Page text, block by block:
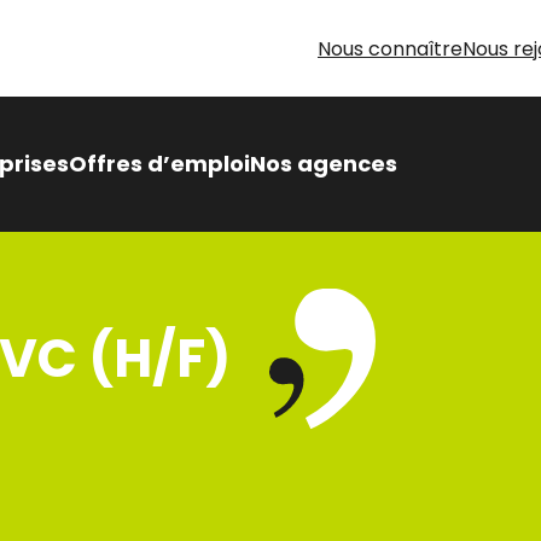
Nous connaîtreNous
pour vous
d’aide pour votre
d’emploi
Offres d’emploiNos agences
(H/F)